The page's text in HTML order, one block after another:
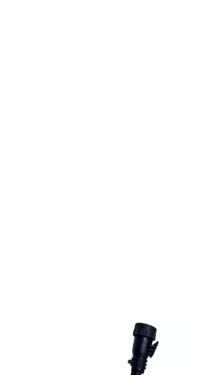
Bshine brille au salon
le prix annuel de la